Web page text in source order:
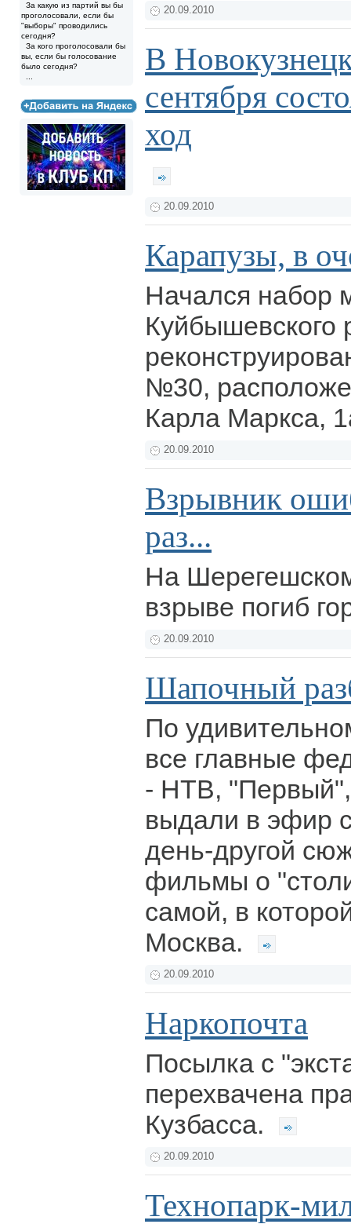
За какую из партий вы бы
проголосовали, если бы
"выборы" проводились
сегодня?
За кого проголосовали бы
вы, если бы голосование
было сегодня?
20.09.2010
В
сентября
ход
20.09.2010
Карапузы, в
Начался набор
Куйбышевского
№30,
Карла Маркса,
20.09.2010
Взрывник
раз...
На
взрыве погиб
20.09.2010
Шапочный
По
все главные
- НТВ,
выдали в эфир
день-другой
фильмы о
самой, в
Москва.
20.09.2010
Наркопочта
Посылка с
перехвачена
Кузбасса.
20.09.2010
Технопарк-